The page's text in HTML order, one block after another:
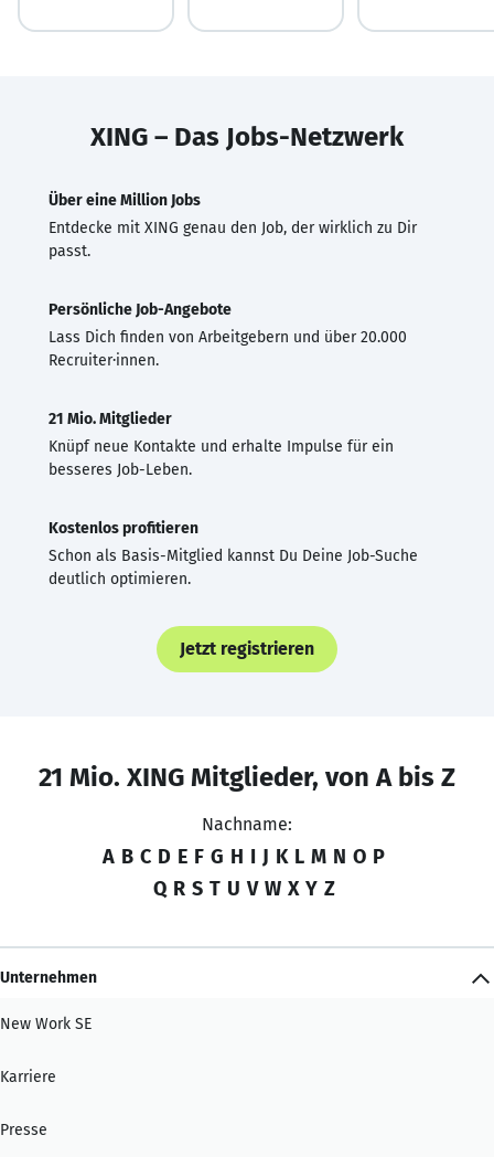
XING – Das Jobs-Netzwerk
Über eine Million Jobs
Entdecke mit XING genau den Job, der wirklich zu Dir
passt.
Persönliche Job-Angebote
Lass Dich finden von Arbeitgebern und über 20.000
Recruiter·innen.
21 Mio. Mitglieder
Knüpf neue Kontakte und erhalte Impulse für ein
besseres Job-Leben.
Kostenlos profitieren
Schon als Basis-Mitglied kannst Du Deine Job-Suche
deutlich optimieren.
Jetzt registrieren
21 Mio. XING Mitglieder, von A bis Z
Nachname:
A B C D E F G H I J K L M N O P
Q R S T U V W X Y Z
Unternehmen
New Work SE
Karriere
Presse